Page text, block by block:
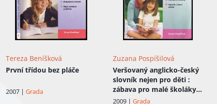
Tereza Beníšková
První třídou bez pláče
2007 | Grada
Zuzana Pospíšilová
Veršovaný anglicko-český
slovník nejen pro děti :
zábava pro malé školáky,
základní slovíčka,
2009 | Grada